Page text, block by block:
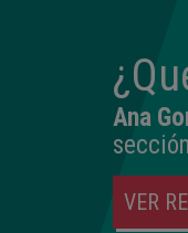
Ana
VER